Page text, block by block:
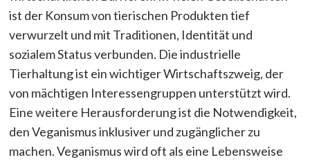
ist der Konsum von tierischen Produkten tief
verwurzelt und mit Traditionen, Identität und
sozialem Status verbunden. Die industrielle
Tierhaltung ist ein wichtiger Wirtschaftszweig, der
von mächtigen Interessengruppen unterstützt wird.
Eine weitere Herausforderung ist die Notwendigkeit,
den Veganismus inklusiver und zugänglicher zu
machen. Veganismus wird oft als eine Lebensweise